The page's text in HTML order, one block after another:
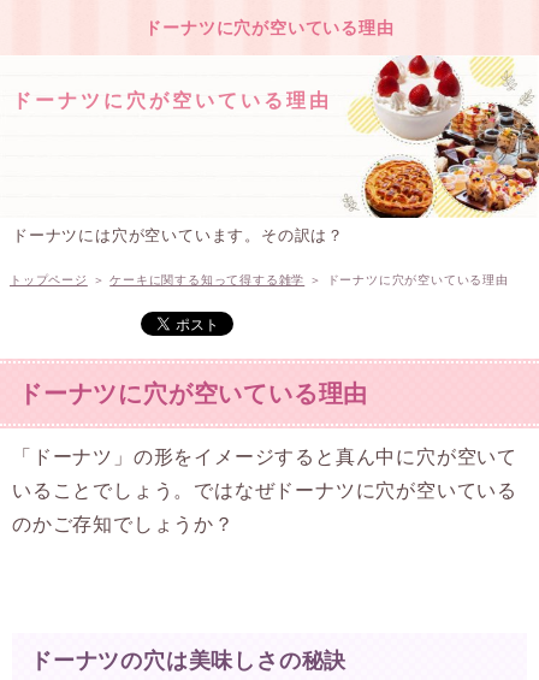
ドーナツに穴が空いている理由
ドーナツに穴が空いている理由
ドーナツには穴が空いています。その訳は？
トップページ ＞ケーキに関する知って得する雑学 ＞ ドーナツに穴が空いている理由
ドーナツに穴が空いている理由
「ドーナツ」の形をイメージすると真ん中に穴が空いて
いることでしょう。ではなぜドーナツに穴が空いている
のかご存知でしょうか？
ドーナツの穴は美味しさの秘訣